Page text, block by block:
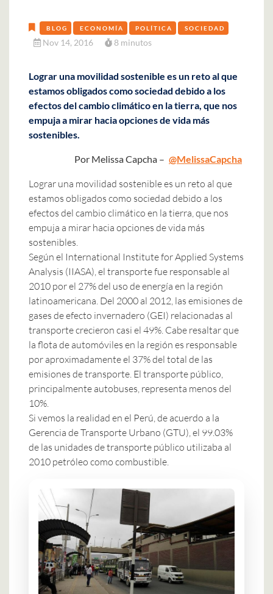
BLOG ECONOMÍA POLÍTICA SOCIEDAD
Nov 14, 2016 8 minutos
Lograr una movilidad sostenible es un reto al que
estamos obligados como sociedad debido a los
efectos del cambio climático en la tierra, que nos
empuja a mirar hacia opciones de vida más
sostenibles.
Por Melissa Capcha – @MelissaCapcha
Lograr una movilidad sostenible es un reto al que
estamos obligados como sociedad debido a los
efectos del cambio climático en la tierra, que nos
empuja a mirar hacia opciones de vida más
sostenibles.
Según el International Institute for Applied Systems
Analysis (IIASA), el transporte fue responsable al
2010 por el 27% del uso de energía en la región
latinoamericana. Del 2000 al 2012, las emisiones de
gases de efecto invernadero (GEI) relacionadas al
transporte crecieron casi el 49%. Cabe resaltar que
la flota de automóviles en la región es responsable
por aproximadamente el 37% del total de las
emisiones de transporte. El transporte público,
principalmente autobuses, representa menos del
10%.
Si vemos la realidad en el Perú, de acuerdo a la
Gerencia de Transporte Urbano (GTU), el 99.03%
de las unidades de transporte público utilizaba al
2010 petróleo como combustible.